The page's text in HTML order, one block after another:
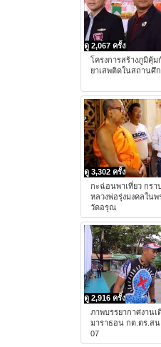
ดู 2,067 ครั้ง
โครงการสร้างภูมิคุ้
ยาเสพติดในสถานศึก
ดู 3,302 ครั้ง
กะฉ่อนพาเที่ยว กรา
หลวงพ่อรุ่งมงคลใน
วัดอรุณ
ดู 2,916 ครั้ง
ภาพบรรยากาศงาน
มาราธอน กต.ตร.ส
07